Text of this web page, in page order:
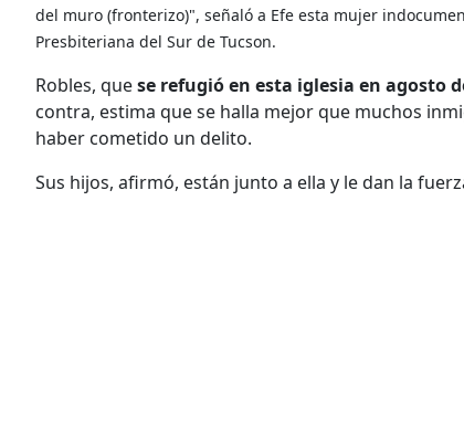
del muro (fronterizo)", señaló a Efe esta mujer
Presbiteriana del Sur de Tucson.
Robles, quese refugió en esta iglesia en agosto
contra, estima que se halla mejor que muchos
haber cometido un delito.
Sus hijos, afirmó, están junto a ella y le dan la